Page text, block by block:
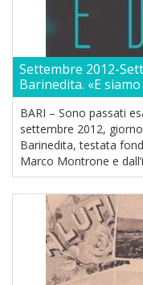
Settembre 2012-
Barinedita. «E
BARI – Sono passati
settembre 2012,
Barinedita, testata
Marco Montrone e